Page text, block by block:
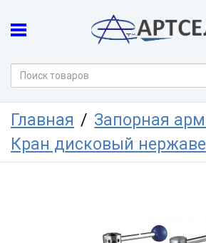
Главная
Запорная
Кран дисковый